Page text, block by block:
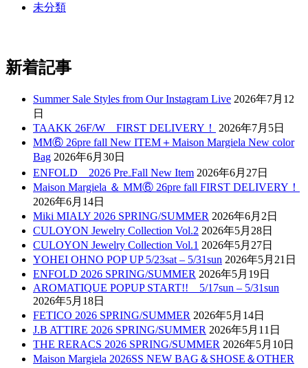
未分類
新着記事
Summer Sale Styles from Our Instagram Live 2026年7月12
日
TAAKK 26F/W FIRST DELIVERY！
2026年7月5日
MM⑥ 26pre fall New ITEM＋Maison Margiela New color
Bag 2026年6月30日
ENFOLD 2026 Pre₋Fall New Item 2026年6月27日
Maison Margiela ＆ MM⑥ 26pre fall FIRST DELIVERY！
2026年6月14日
Miki MIALY 2026 SPRING/SUMMER 2026年6月2日
CULOYON Jewelry Collection Vol.2 2026年5月28日
CULOYON Jewelry Collection Vol.1 2026年5月27日
YOHEI OHNO POP UP 5/23sat – 5/31sun 2026年5月21日
ENFOLD 2026 SPRING/SUMMER 2026年5月19日
AROMATIQUE POPUP START!! 5/17sun – 5/31sun
2026年5月18日
FETICO 2026 SPRING/SUMMER 2026年5月14日
J.B ATTIRE 2026 SPRING/SUMMER 2026年5月11日
THE RERACS 2026 SPRING/SUMMER 2026年5月10日
Maison Margiela 2026SS NEW BAG＆SHOSE＆OTHER